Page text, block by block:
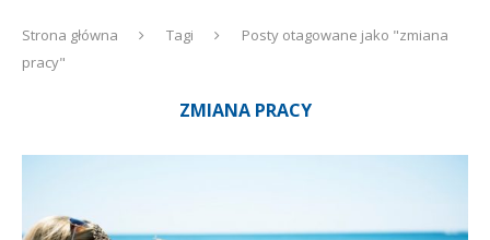
Strona główna Tagi
Posty otagowane jako "zmiana
pracy"
ZMIANA PRACY